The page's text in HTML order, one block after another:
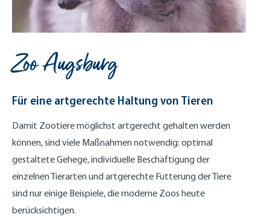
Zoo Augsburg
Für eine artgerechte Haltung von Tieren
Damit Zootiere möglichst artgerecht gehalten werden
können, sind viele Maßnahmen notwendig: optimal
gestaltete Gehege, individuelle Beschäftigung der
einzelnen Tierarten und artgerechte Fütterung der Tiere
sind nur einige Beispiele, die moderne Zoos heute
berücksichtigen.